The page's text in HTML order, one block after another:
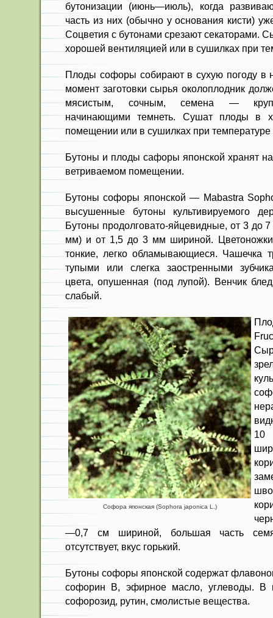
бутони­зации (июнь—июль), когда
часть из них (обычно у основания кисти)
Соцветия с бу­тонами срезают секаторами.
хорошей вентиля­цией или в сушилках при
Плоды софоры собирают в сухую погоду в
мо­мент заготовки сырья околоплодник
мясис­тым, сочным, семена —
начинающими темнеть. Сушат плоды в
помещении или в сушилках при
Бутоны и плоды сафоры японской хранят
ветриваемом помещении.
Бутоны софоры японской — Mabastra
высушенные бутоны культивируемого
Бутоны продолговато-яйцевидные, от 3
мм) и от 1,5 до 3 мм шириной.
тонкие, легко обламывающиеся. Чашечка
тупыми или слегка заостренными
цвета, опушенная (под лупой). Венчик
слабый.
Софора японская (Sophora japonica L.)
10
—0,7 см шириной, большая часть
отсутствует, вкус горький.
Бутоны софоры японской содержат
софорин В, эфирное масло, углеводы.
софорозид, рутин, смолистые вещества.